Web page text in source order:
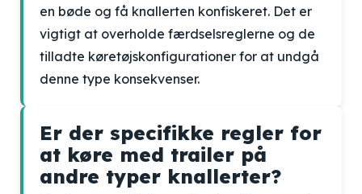
en bøde og få knallerten konfiskeret. Det er
vigtigt at overholde færdselsreglerne og de
tilladte køretøjskonfigurationer for at undgå
denne type konsekvenser.
Er der specifikke regler for
at køre med trailer på
andre typer knallerter?